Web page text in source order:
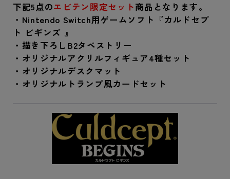
下記5点のエビテン限定セット商品となります。
・Nintendo Switch用ゲームソフト『カルドセプ
ト ビギンズ 』
・描き下ろしB2タペストリー
・オリジナルアクリルフィギュア4種セット
・オリジナルデスクマット
・オリジナルトランプ風カードセット